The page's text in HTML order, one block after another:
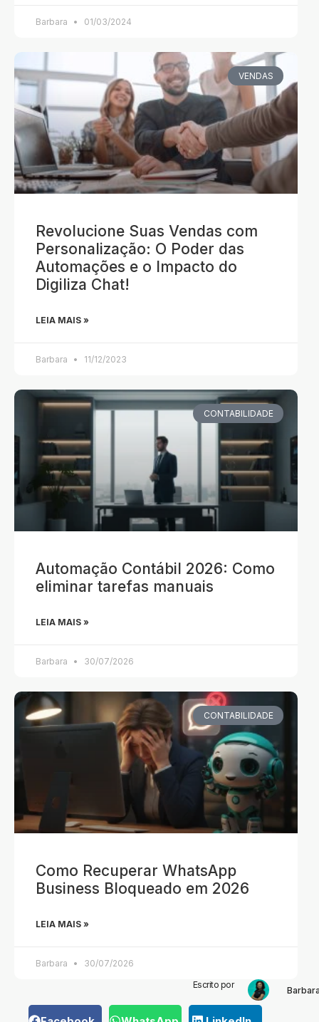
Barbara 01/03/2024
VENDAS
Revolucione Suas Vendas com
Personalização: O Poder das
Automações e o Impacto do
Digiliza Chat!
LEIA MAIS »
Barbara 11/12/2023
CONTABILIDADE
Automação Contábil 2026: Como
eliminar tarefas manuais
LEIA MAIS »
Barbara 30/07/2026
CONTABILIDADE
Como Recuperar WhatsApp
Business Bloqueado em 2026
LEIA MAIS »
Barbara
30/07/2026
Escrito por